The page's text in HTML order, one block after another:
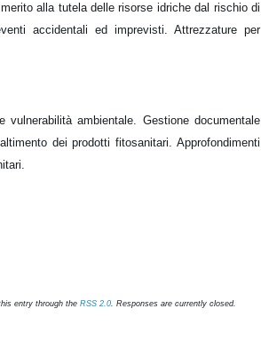
alla tutela delle risorse idriche dal rischio di
accidentali ed imprevisti. Attrezzature per
ambientale. Gestione documentale
dei prodotti fitosanitari. Approfondimenti
entry through the RSS 2.0. Responses are currently closed.